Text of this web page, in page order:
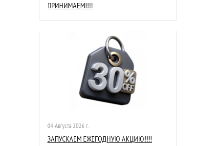
ПРИНИМАЕМ!!!!
04 Августа 2026 г.
ЗАПУСКАЕМ ЕЖЕГОДНУЮ АКЦИЮ!!!!